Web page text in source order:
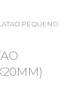
PEQUENO